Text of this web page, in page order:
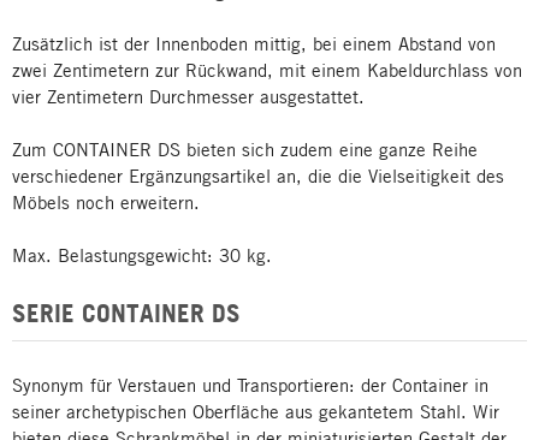
Zusätzlich ist der Innenboden mittig, bei einem Abstand von
zwei Zentimetern zur Rückwand, mit einem Kabeldurchlass von
vier Zentimetern Durchmesser ausgestattet.
Zum CONTAINER DS bieten sich zudem eine ganze Reihe
verschiedener Ergänzungsartikel an, die die Vielseitigkeit des
Möbels noch erweitern.
Max. Belastungsgewicht: 30 kg.
SERIE CONTAINER DS
Synonym für Verstauen und Transportieren: der Container in
seiner archetypischen Oberfläche aus gekantetem Stahl. Wir